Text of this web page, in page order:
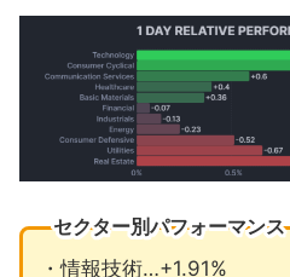
セクター別パフォーマンス
・情報技術…+1.91%